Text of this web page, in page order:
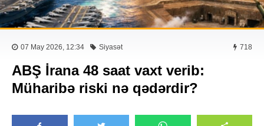
07 May 2026, 12:34 Siyasət 718
ABŞ İrana 48 saat vaxt verib:
Müharibə riski nə qədərdir?